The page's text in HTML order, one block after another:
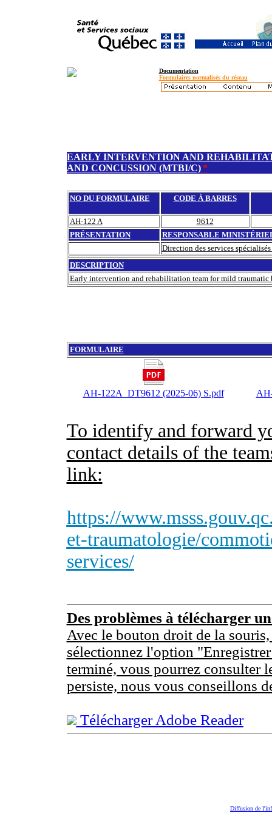
Documentation
Formulaires normalisés du réseau
EARLY INTERVENTION AND
AND CONCUSSION (MTBI/C) *
NO DU FORMULAIRE CODE À BARRES
AH-122 A
9612
PRÉSENTATION
RESPONSABLE
Direction des services
DESCRIPTION
Early intervention and rehabilitation team for mild
FORMULAIRE
AH-122A_DT9612 (2025-06) S.pdf
To identify and forward
contact details of the
link:
https://
et-traumatologie/
services/
Des problèmes à télécharger
Avec le bouton droit de la
sélectionnez l'option
terminé, vous pourrez consulter
persiste, nous vous conseillons
Télécharger Adobe Reader
Diffusion de